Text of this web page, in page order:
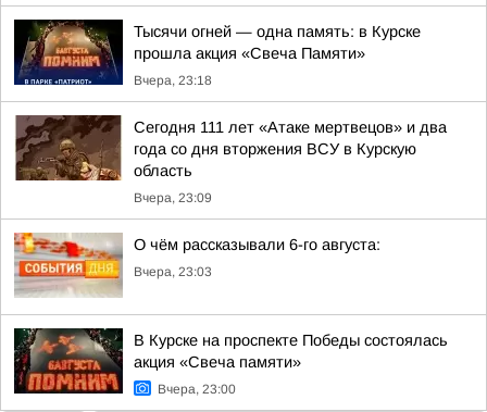
Тысячи огней — одна память: в Курске
прошла акция «Свеча Памяти»
Вчера, 23:18
Сегодня 111 лет «Атаке мертвецов» и два
года со дня вторжения ВСУ в Курскую
область
Вчера, 23:09
О чём рассказывали 6-го августа:
Вчера, 23:03
В Курске на проспекте Победы состоялась
акция «Свеча памяти»
Вчера, 23:00